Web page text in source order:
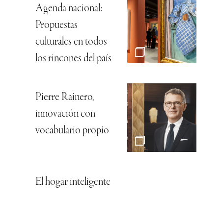
Agenda nacional:
Propuestas
culturales en todos
los rincones del país
Pierre Rainero,
innovación con
vocabulario propio
El hogar inteligente